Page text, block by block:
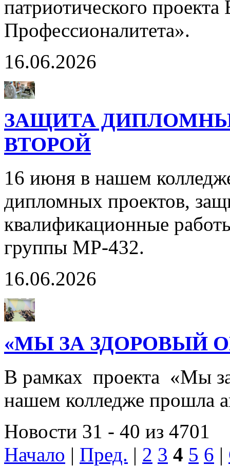
патриотического
Профессионалитета».
16.06.2026
ЗАЩИТА
ВТОРОЙ
16 июня в нашем
дипломных проектов,
квалификационные
группы МР-432.
16.06.2026
«МЫ ЗА ЗДОРОВЫЙ
В рамках проекта «Мы
нашем колледже
Новости 31 - 40 из 4701
Начало | Пред. | 2 3 4 5 6 |